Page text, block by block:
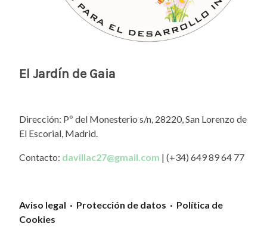
El Jardín de Gaia
Dirección: Pº del Monesterio s/n, 28220, San Lorenzo de
El Escorial, Madrid.
Contacto: davillac27@gmail.com | (+34) 649 89 64 77
Aviso legal · Protección de datos · Política de
Cookies